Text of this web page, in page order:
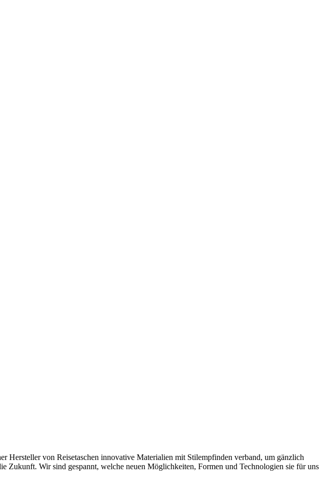
Hersteller von Reisetaschen innovative Materialien mit Stilempfinden verband, um gänzlich
Zukunft. Wir sind gespannt, welche neuen Möglichkeiten, Formen und Technologien sie für uns